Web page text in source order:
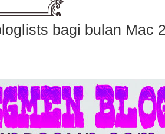
bagi bulan Mac